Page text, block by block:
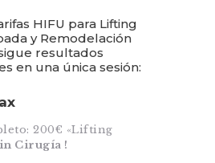
HIFU para Lifting
y Remodelación
resultados
en una única sesión:
200€ «Lifting
Cirugía !